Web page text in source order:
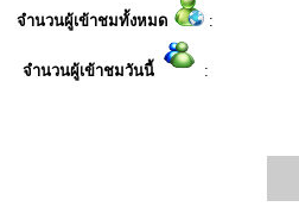
จำนวนผู้เข้าชมทั้งหมด :
จำนวนผู้เข้าชมวันนี้ :